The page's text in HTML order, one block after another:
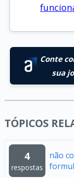
Conte
sua
TÓPICOS
4
respostas
não